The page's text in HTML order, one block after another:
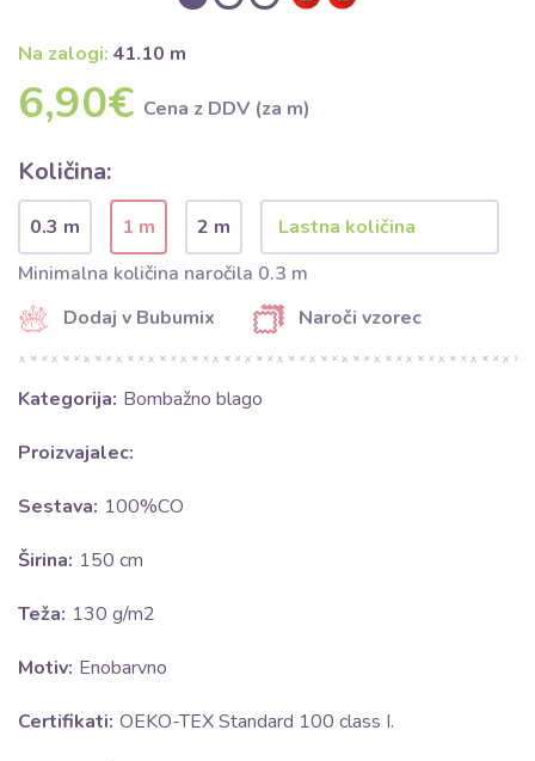
Na zalogi: 41.10 m
6,90€ Cena z DDV (za m)
Količina:
0.3 m 1 m
2 m
Minimalna količina naročila 0.3 m
Dodaj v Bubumix
Naroči vzorec
Kategorija: Bombažno blago
Proizvajalec:
Sestava: 100%CO
Širina: 150 cm
Teža: 130 g/m2
Motiv: Enobarvno
Certifikati: OEKO-TEX Standard 100 class I.